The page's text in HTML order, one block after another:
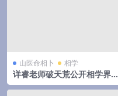
山医命相卜 相学
详睿老师破天荒公开相学界不
传之秘法